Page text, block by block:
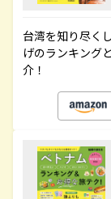
台湾を知り尽く
げのランキング
介！